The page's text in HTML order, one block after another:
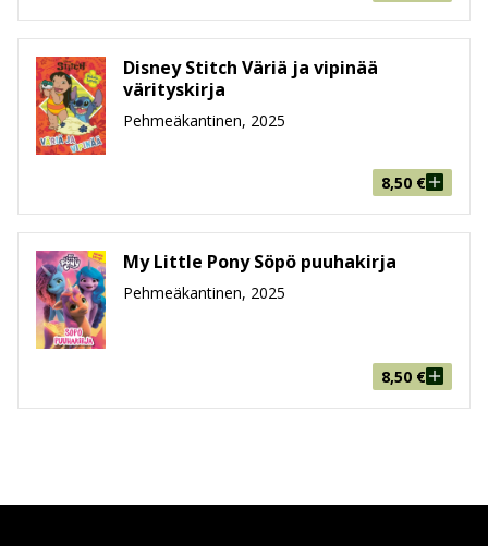
Disney Stitch Väriä ja vipinää
värityskirja
Pehmeäkantinen, 2025
8,50 €
My Little Pony Söpö puuhakirja
Pehmeäkantinen, 2025
8,50 €